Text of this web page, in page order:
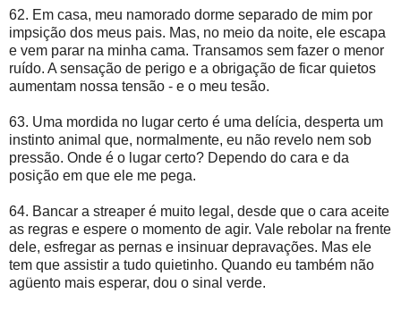
62. Em casa, meu namorado dorme separado de mim por
impsição dos meus pais. Mas, no meio da noite, ele escapa
e vem parar na minha cama. Transamos sem fazer o menor
ruído. A sensação de perigo e a obrigação de ficar quietos
aumentam nossa tensão - e o meu tesão.
63. Uma mordida no lugar certo é uma delícia, desperta um
instinto animal que, normalmente, eu não revelo nem sob
pressão. Onde é o lugar certo? Dependo do cara e da
posição em que ele me pega.
64. Bancar a streaper é muito legal, desde que o cara aceite
as regras e espere o momento de agir. Vale rebolar na frente
dele, esfregar as pernas e insinuar depravações. Mas ele
tem que assistir a tudo quietinho. Quando eu também não
agüento mais esperar, dou o sinal verde.